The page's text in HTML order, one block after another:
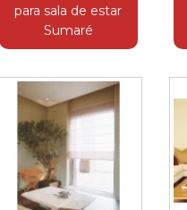
para sala de estar
Sumaré